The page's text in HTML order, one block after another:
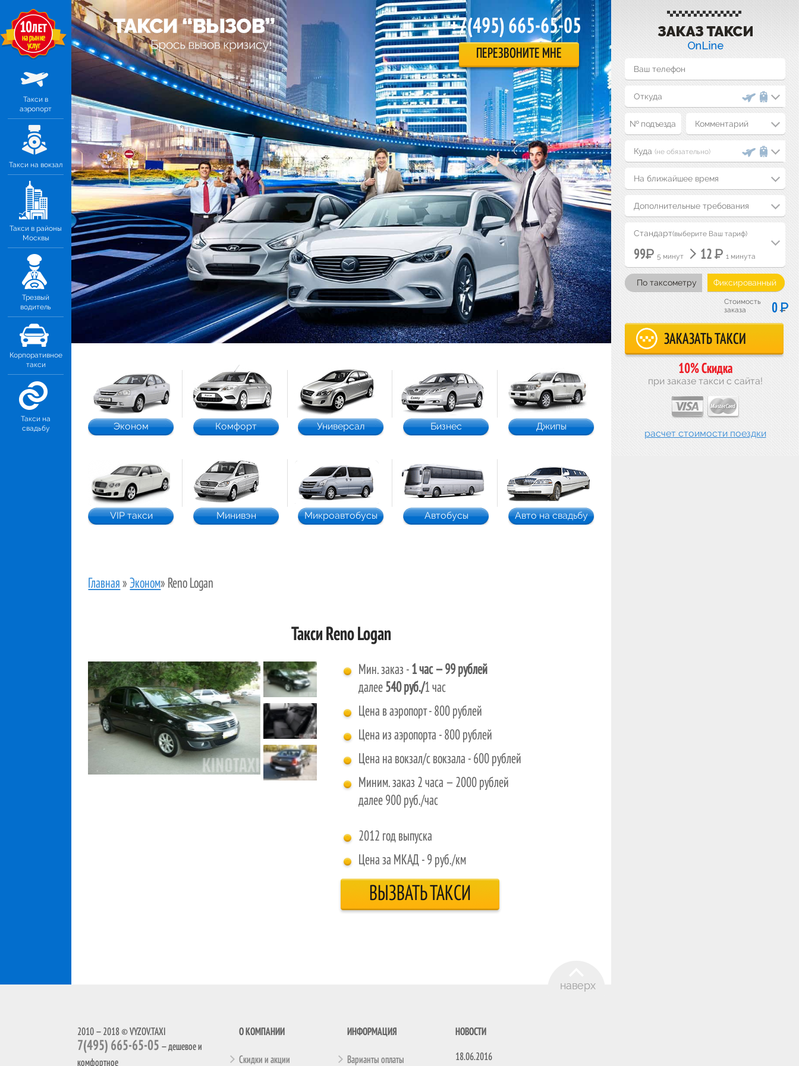
Такси в
аэропорт
Такси на вокзал
Такси в районы
Москвы
Трезвый
водитель
Корпоративное
такси
Такси на
свадьбу
Комментарий
(не обязательно)
На ближайшее время
Дополнительные требования
Стандарт(выберите Ваш тариф)
99Р 5 минут 12 Р 1 минута
По таксометру Фиксированный
Стоимость
заказа
0Р
10% Скидка
при заказе такси с сайта!
расчет стоимости поездки
+7(495) 665-65-05
ПЕРЕЗВОНИТЕ МНЕ
Эконом Комфорт Универсал Бизнес Джипы
VIP такси Минивэн Микроавтобусы Автобусы Авто на свадьбу
Главная » Эконом» Reno Logan
Такси Reno Logan
Мин. заказ - 1 час— 99 рублей
далее 540 руб./1 час
Цена в аэропорт - 800 рублей
Цена из аэропорта - 800 рублей
Цена на вокзал/с вокзала - 600 рублей
Миним. заказ 2 часа — 2000 рублей
далее 900 руб./час
2012 год выпуска
Цена за МКАД - 9 руб./км
ВЫЗВАТЬ ТАКСИ
2010 — 2018 © VYZOV.TAXI
7(495) 665-65-05 — дешевое и
комфортное
О КОМПАНИИ
Скидки и акции
ИНФОРМАЦИЯ
Варианты оплаты
НОВОСТИ
18.06.2016